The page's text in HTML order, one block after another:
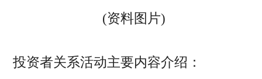
(资料图片)
投资者关系活动主要内容介绍：